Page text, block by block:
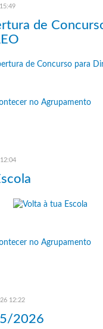
de
no Agrupamento
no Agrupamento
12:22
2026